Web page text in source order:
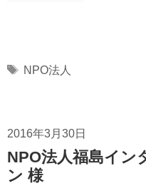
Tags
NPO法人
2016年3月30日
NPO法人福島イン
ン 様